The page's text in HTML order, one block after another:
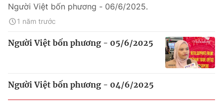
Người Việt bốn phương - 06/6/2025.
1 năm trước
Người Việt bốn phương - 05/6/2025
Người Việt bốn phương - 04/6/2025